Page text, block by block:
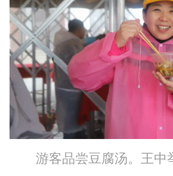
游客品尝豆腐汤。王中